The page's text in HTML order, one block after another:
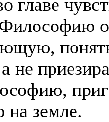
главе
не
земле.